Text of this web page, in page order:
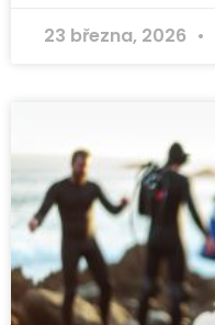
23 března, 2026